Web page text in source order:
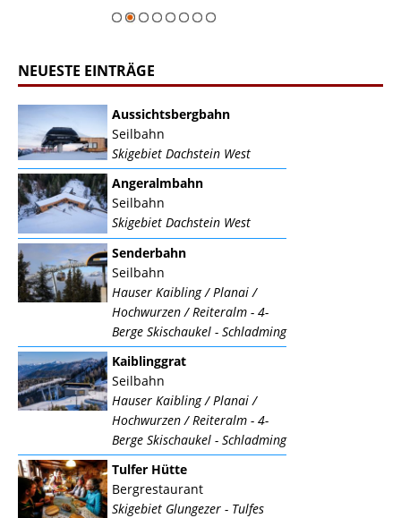
NEUESTE EINTRÄGE
Aussichtsbergbahn
Seilbahn
Skigebiet Dachstein West
Angeralmbahn
Seilbahn
Skigebiet Dachstein West
Senderbahn
Seilbahn
Hauser Kaibling / Planai /
Hochwurzen / Reiteralm - 4-
Berge Skischaukel - Schladming
Kaiblinggrat
Seilbahn
Hauser Kaibling / Planai /
Hochwurzen / Reiteralm - 4-
Berge Skischaukel - Schladming
Tulfer Hütte
Bergrestaurant
Skigebiet Glungezer - Tulfes